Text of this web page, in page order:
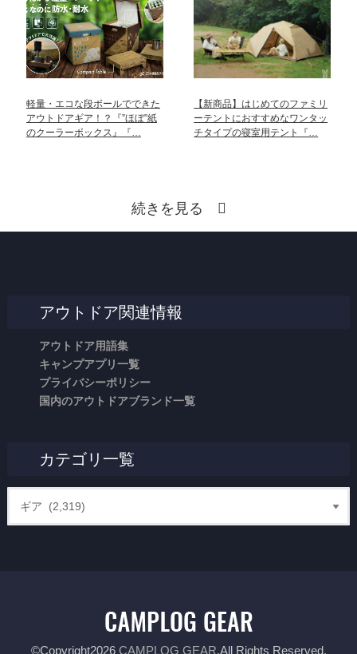
軽量・エコな段ボールでできた
アウトドアギア！？『”ほぼ”紙
のクーラーボックス』『…
【新商品】はじめてのファミリ
ーテントにおすすめなワンタッ
チタイプの寝室用テント『…
続きを見る
アウトドア関連情報
アウトドア用語集
キャンプアプリ一覧
プライバシーポリシー
国内のアウトドアブランド一覧
カテゴリ一覧
©Copyright2026 CAMPLOG GEAR.All Rights Reserved.